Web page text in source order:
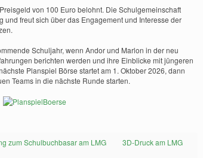
von 100 Euro belohnt. Die Schulgemeinschaft
und freut sich über das Engagement und Interesse der
Schuljahr, wenn Andor und Marlon in der neu
berichten werden und ihre Einblicke mit jüngeren
Planspiel Börse startet am 1. Oktober 2026, dann
Teams in die nächste Runde starten.
zum Schulbuchbasar am LMG
3D-Druck am LMG